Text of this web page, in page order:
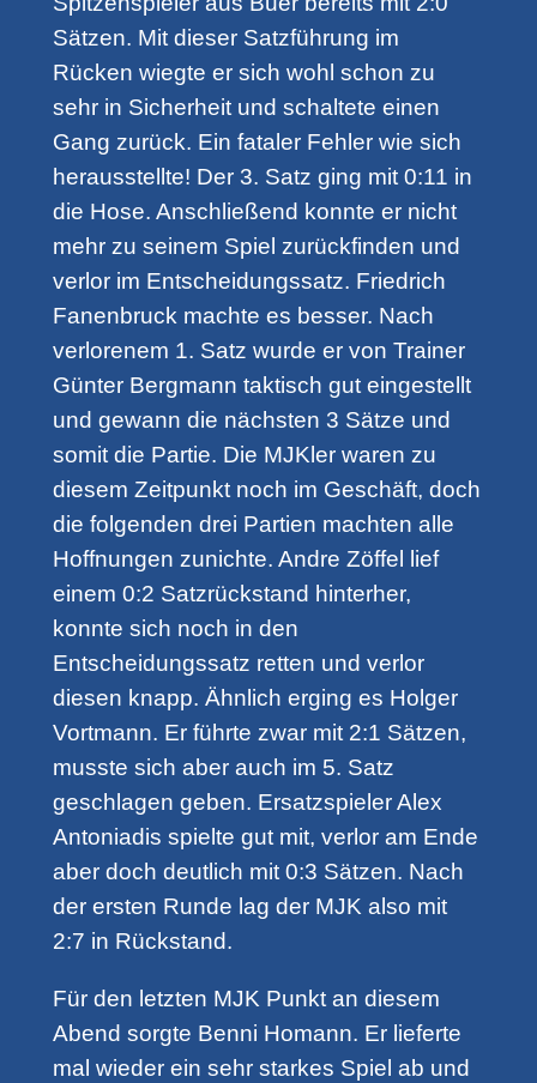
Sätzen. Mit dieser Satzführung im
Rücken wiegte er sich wohl schon zu
sehr in Sicherheit und schaltete einen
Gang zurück. Ein fataler Fehler wie sich
herausstellte! Der 3. Satz ging mit 0:11 in
die Hose. Anschließend konnte er nicht
mehr zu seinem Spiel zurückfinden und
verlor im Entscheidungssatz. Friedrich
Fanenbruck machte es besser. Nach
verlorenem 1. Satz wurde er von Trainer
Günter Bergmann taktisch gut eingestellt
und gewann die nächsten 3 Sätze und
somit die Partie. Die MJKler waren zu
diesem Zeitpunkt noch im Geschäft, doch
die folgenden drei Partien machten alle
Hoffnungen zunichte. Andre Zöffel lief
einem 0:2 Satzrückstand hinterher,
konnte sich noch in den
Entscheidungssatz retten und verlor
diesen knapp. Ähnlich erging es Holger
Vortmann. Er führte zwar mit 2:1 Sätzen,
musste sich aber auch im 5. Satz
geschlagen geben. Ersatzspieler Alex
Antoniadis spielte gut mit, verlor am Ende
aber doch deutlich mit 0:3 Sätzen. Nach
der ersten Runde lag der MJK also mit
2:7 in Rückstand.
Für den letzten MJK Punkt an diesem
Abend sorgte Benni Homann. Er lieferte
mal wieder ein sehr starkes Spiel ab und